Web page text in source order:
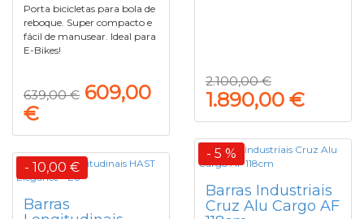
Porta bicicletas para bola de
reboque. Super compacto e
fácil de manusear. Ideal para
E-Bikes!
639,00 € 609,00
€
2.100,00 €
1.890,00 €
- 5 %
Barras Industriais
Cruz Alu Cargo AF
- 10,00 €
Barras